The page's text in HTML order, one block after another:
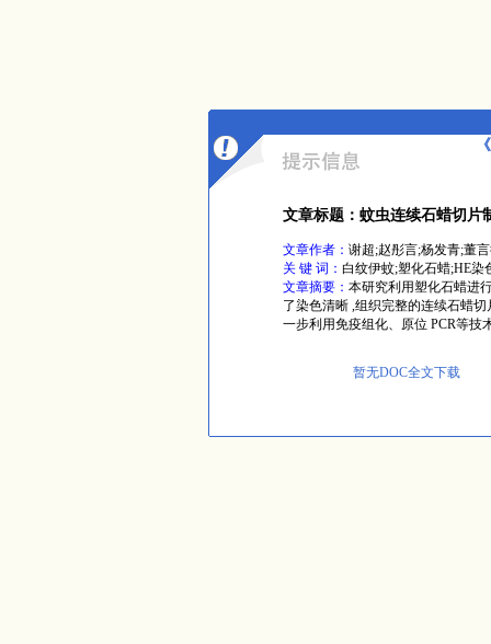
文章标题：蚊虫连续石蜡切片
文章作者： 谢超;赵彤言;杨发青;董
关 键 词： 白纹伊蚊;塑化石蜡;HE染
文章摘要： 本研究利用塑化石蜡进
了染色清晰 ,组织完整的连续石蜡
一步利用免疫组化、原位 PCR等技
暂无DOC全文下载